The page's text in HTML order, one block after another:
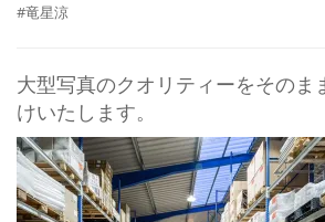
#竜星涼
大型写真のクオリティーをそのま
けいたします。